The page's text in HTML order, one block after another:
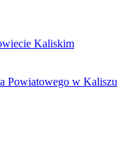
Kaliskim
Powiatowego w Kaliszu